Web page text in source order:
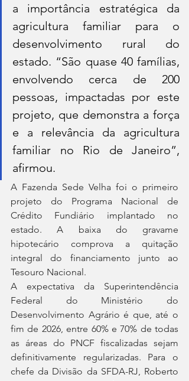
a importância estratégica da
agricultura familiar para o
desenvolvimento rural do
estado. “São quase 40 famílias,
envolvendo cerca de 200
pessoas, impactadas por este
projeto, que demonstra a força
e a relevância da agricultura
familiar no Rio de Janeiro”,
afirmou.
A Fazenda Sede Velha foi o primeiro
projeto do Programa Nacional de
Crédito Fundiário implantado no
estado. A baixa do gravame
hipotecário comprova a quitação
integral do financiamento junto ao
Tesouro Nacional.
A expectativa da Superintendência
Federal do Ministério do
Desenvolvimento Agrário é que, até o
fim de 2026, entre 60% e 70% de todas
as áreas do PNCF fiscalizadas sejam
definitivamente regularizadas. Para o
chefe da Divisão da SFDA-RJ, Roberto